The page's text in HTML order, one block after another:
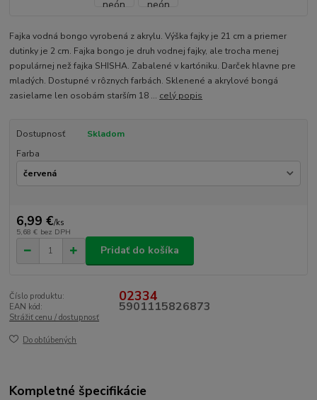
Fajka vodná bongo vyrobená z akrylu. Výška fajky je 21 cm a priemer
dutinky je 2 cm. Fajka bongo je druh vodnej fajky, ale trocha menej
populárnej než fajka SHISHA. Zabalené v kartóniku. Darček hlavne pre
mladých. Dostupné v rôznych farbách. Sklenené a akrylové bongá
zasielame len osobám starším 18 ... celý popis
Dostupnosť
Skladom
Farba
6,99 €/ks
5,68 € bez DPH
Pridať do košíka
Číslo produktu: 02334
EAN kód: 5901115826873
Strážiť cenu / dostupnosť
Do obľúbených
Kompletné špecifikácie